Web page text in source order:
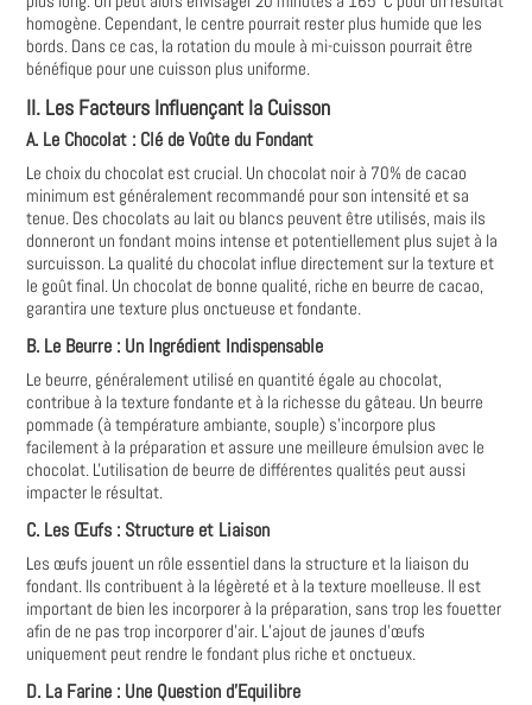
homogène. Cependant, le centre pourrait rester plus humide que les
bords. Dans ce cas, la rotation du moule à mi-cuisson pourrait être
bénéfique pour une cuisson plus uniforme.
II. Les Facteurs Influençant la Cuisson
A. Le Chocolat : Clé de Voûte du Fondant
Le choix du chocolat est crucial. Un chocolat noir à 70% de cacao
minimum est généralement recommandé pour son intensité et sa
tenue. Des chocolats au lait ou blancs peuvent être utilisés, mais ils
donneront un fondant moins intense et potentiellement plus sujet à la
surcuisson. La qualité du chocolat influe directement sur la texture et
le goût final. Un chocolat de bonne qualité, riche en beurre de cacao,
garantira une texture plus onctueuse et fondante.
B. Le Beurre : Un Ingrédient Indispensable
Le beurre, généralement utilisé en quantité égale au chocolat,
contribue à la texture fondante et à la richesse du gâteau. Un beurre
pommade (à température ambiante, souple) s'incorpore plus
facilement à la préparation et assure une meilleure émulsion avec le
chocolat. L'utilisation de beurre de différentes qualités peut aussi
impacter le résultat.
C. Les Œufs : Structure et Liaison
Les œufs jouent un rôle essentiel dans la structure et la liaison du
fondant. Ils contribuent à la légèreté et à la texture moelleuse. Il est
important de bien les incorporer à la préparation, sans trop les fouetter
afin de ne pas trop incorporer d'air. L’ajout de jaunes d’œufs
uniquement peut rendre le fondant plus riche et onctueux.
D. La Farine : Une Question d'Equilibre